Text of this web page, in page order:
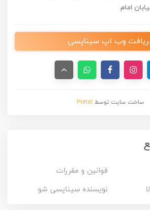
امام
وب اپ سیناپسی
ساخت سایت توسط Portal
قوانین و مقررات
نویسنده سیناپسی شو